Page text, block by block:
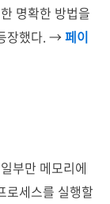
명확한 방법을
장했다. → 페이
부만 메모리에
로세스를 실행할